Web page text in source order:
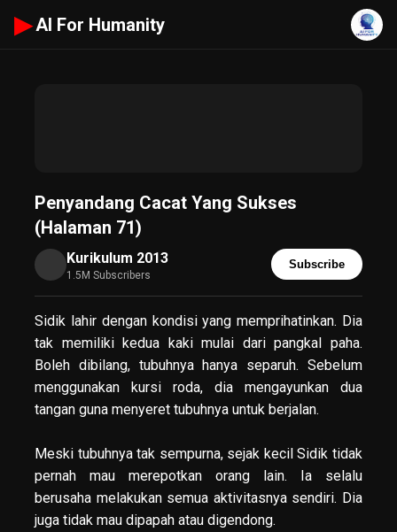
▶ AI For Humanity
Penyandang Cacat Yang Sukses
(Halaman 71)
Kurikulum 2013
1.5M Subscribers
Subscribe
Sidik lahir dengan kondisi yang memprihatinkan. Dia
tak memiliki kedua kaki mulai dari pangkal paha.
Boleh dibilang, tubuhnya hanya separuh. Sebelum
menggunakan kursi roda, dia mengayunkan dua
tangan guna menyeret tubuhnya untuk berjalan.
Meski tubuhnya tak sempurna, sejak kecil Sidik tidak
pernah mau merepotkan orang lain. Ia selalu
berusaha melakukan semua aktivitasnya sendiri. Dia
juga tidak mau dipapah atau digendong.